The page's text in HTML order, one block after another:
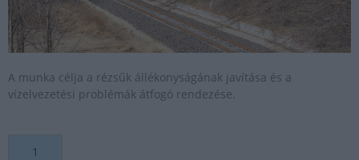
A munka célja a rézsűk állékonyságának javítása és a
vízelvezetési problémák átfogó rendezése.
1